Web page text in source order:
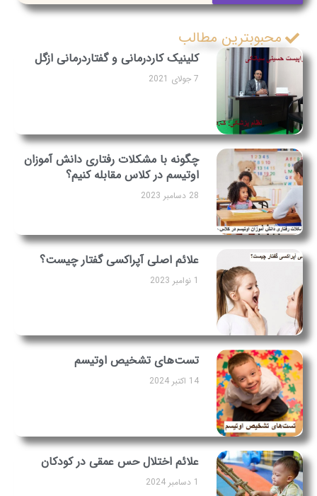
محبوبترین مطالب
کلینیک کاردرمانی و گفتاردرمانی ازگل
7 جولای 2021
چگونه با مشکلات رفتاری دانش آموزان
اوتیسم در کلاس مقابله کنیم؟
28 دسامبر 2023
علائم اصلی آپراکسی گفتار چیست؟
1 نوامبر 2023
تست‌های تشخیص اوتیسم
14 اکتبر 2024
علائم اختلال حس عمقی در کودکان
1 دسامبر 2024